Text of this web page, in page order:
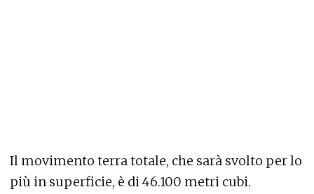
Il movimento terra totale, che sarà svolto per lo
più in superficie, è di 46.100 metri cubi.